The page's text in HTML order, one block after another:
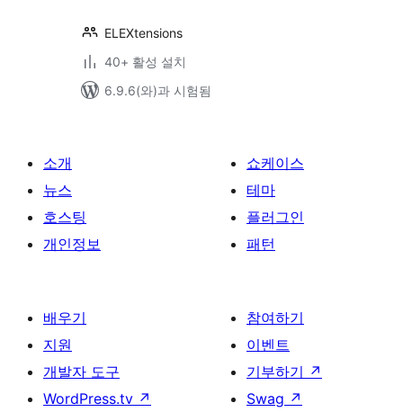
ELEXtensions
40+ 활성 설치
6.9.6(와)과 시험됨
소개
뉴스
호스팅
개인정보
쇼케이스
테마
플러그인
패턴
배우기
지원
개발자 도구
WordPress.tv ↗
참여하기
이벤트
기부하기 ↗
Swag ↗